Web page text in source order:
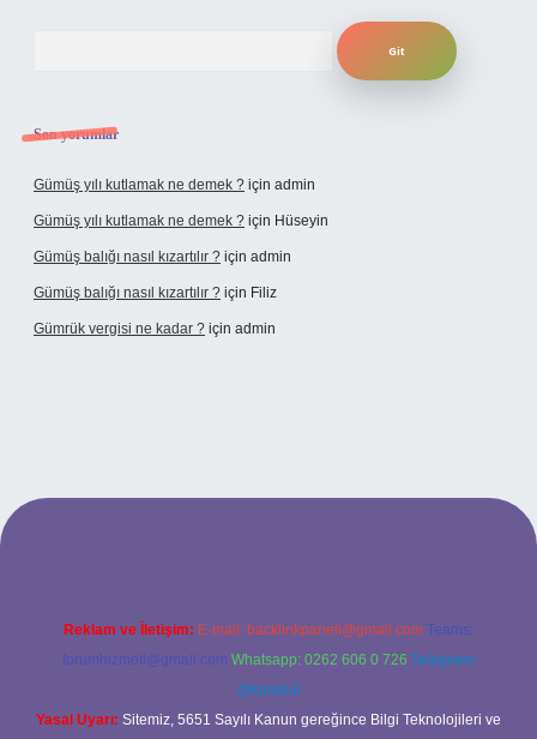
Son yorumlar
Gümüş yılı kutlamak ne demek ? için admin
Gümüş yılı kutlamak ne demek ? için Hüseyin
Gümüş balığı nasıl kızartılır ? için admin
Gümüş balığı nasıl kızartılır ? için Filiz
Gümrük vergisi ne kadar ? için admin
giriş adresi
Reklam ve İletişim: E-mail: backlinkpaneli@gmail.com Teams:
forumhizmeti@gmail.com Whatsapp: 0262 606 0 726 Telegram:
@karabul
Yasal Uyarı: Sitemiz, 5651 Sayılı Kanun gereğince Bilgi Teknolojileri ve